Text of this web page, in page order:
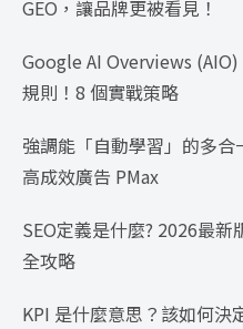
GEO，讓品牌更被看見！
Google AI Overviews
規則！8 個實戰策略
強調能「自動學習」的多
高成效廣告 PMax
SEO定義是什麼? 2026最
全攻略
KPI 是什麼意思？該如何決